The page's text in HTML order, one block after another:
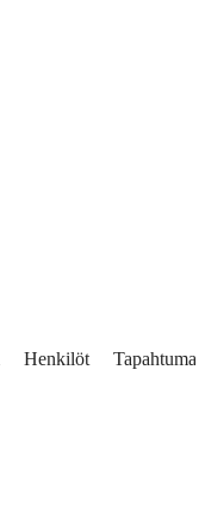
Henkilöt
Tapahtumat